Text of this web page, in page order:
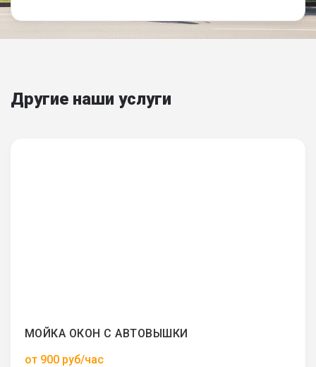
Другие наши услуги
МОЙКА ОКОН С АВТОВЫШКИ
от 900 руб/час